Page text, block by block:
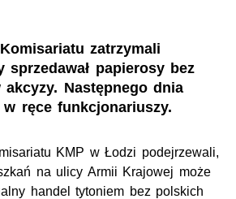
zatrzymali
sprzedawał papierosy bez
Następnego dnia
w ręce funkcjonariuszy.
KMP w Łodzi podejrzewali,
na ulicy Armii Krajowej może
handel tytoniem bez polskich